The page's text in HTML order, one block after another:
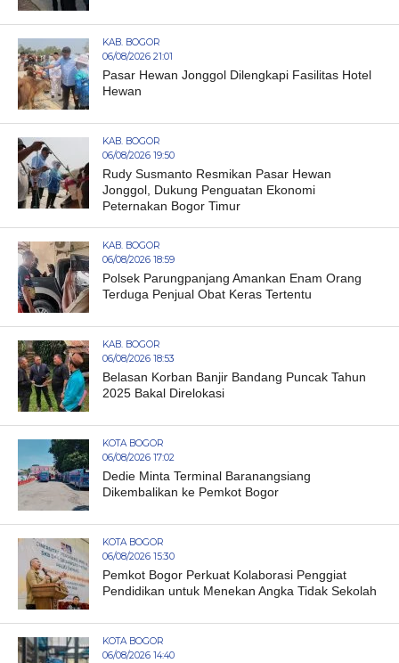
KAB. BOGOR
06/08/2026 21:01
Pasar Hewan Jonggol Dilengkapi Fasilitas Hotel
Hewan
KAB. BOGOR
06/08/2026 19:50
Rudy Susmanto Resmikan Pasar Hewan
Jonggol, Dukung Penguatan Ekonomi
Peternakan Bogor Timur
KAB. BOGOR
06/08/2026 18:59
Polsek Parungpanjang Amankan Enam Orang
Terduga Penjual Obat Keras Tertentu
KAB. BOGOR
06/08/2026 18:53
Belasan Korban Banjir Bandang Puncak Tahun
2025 Bakal Direlokasi
KOTA BOGOR
06/08/2026 17:02
Dedie Minta Terminal Baranangsiang
Dikembalikan ke Pemkot Bogor
KOTA BOGOR
06/08/2026 15:30
Pemkot Bogor Perkuat Kolaborasi Penggiat
Pendidikan untuk Menekan Angka Tidak Sekolah
KOTA BOGOR
06/08/2026 14:40